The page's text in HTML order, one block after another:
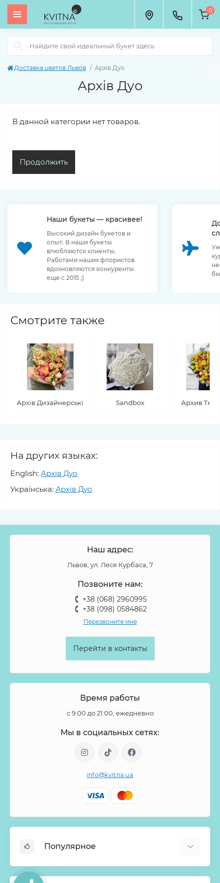
0
Доставка цветов Львов Архів Дуо
Архів Дуо
В данной категории нет товаров.
Продолжить
Наши букеты — красивее!
Высокий дизайн букетов и
опыт. В наши букеты
влюбляются клиенты.
Работами наших флористов
вдохновляются конкуренты
еще с 2015 ;)
Смотрите также
Архів Дизайнерські Sandbox Архив
На других языках:
English: Архів Дуо
Українська: Архів Дуо
Наш адрес:
Львов, ул. Леся Курбаса, 7
Позвоните нам:
+38 (068) 2960995
+38 (098) 0584862
Перезвоните мне
Перейти в контакты
Время работы
с 9:00 до 21:00, ежедневно
Мы в социальных сетях:
info@kvitna.ua
Популярное
Онлайн-Витрина